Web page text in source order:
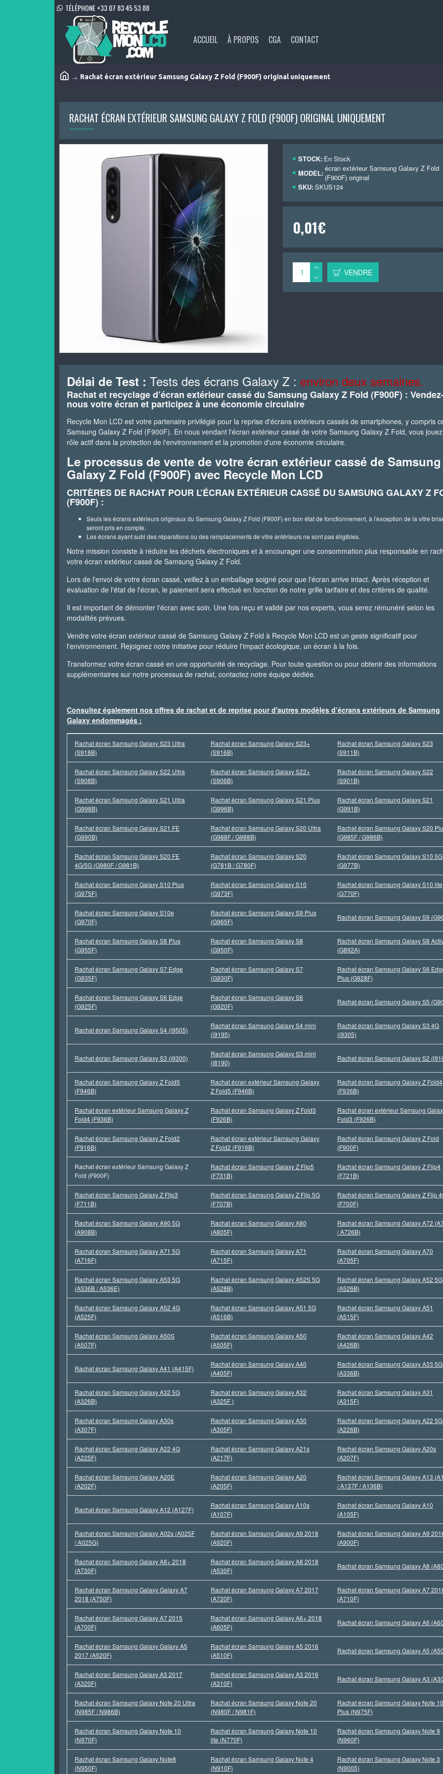
TÉLÉPHONE +33 07 83 45 53 88
ACCUEIL À PROPOS CGA CONTACT
Rachat écran extérieur Samsung Galaxy Z Fold (F900F) original uniquement
RACHAT ÉCRAN EXTÉRIEUR SAMSUNG GALAXY Z FOLD (F900F) ORIGINAL UNIQUEMENT
STOCK: En Stock
MODEL:écran extérieur Samsung Galaxy Z Fold
(F900F) original
SKU:SKUS124
0,01€
VENDRE
Délai de Test : Tests des écrans Galaxy Z : environ deux semaines.
Rachat et recyclage d’écran extérieur cassé du Samsung Galaxy Z Fold (F900F) :
nous votre écran et participez à une économie circulaire
Recycle Mon LCD est votre partenaire privilégié pour la reprise d'écrans extérieurs cassés de smartphones, y compris
Samsung Galaxy Z Fold (F900F). En nous vendant l'écran extérieur cassé de votre Samsung Galaxy Z Fold, vous
rôle actif dans la protection de l'environnement et la promotion d'une économie circulaire.
Le processus de vente de votre écran extérieur cassé de Samsung
Galaxy Z Fold (F900F) avec Recycle Mon LCD
CRITÈRES DE RACHAT POUR L’ÉCRAN EXTÉRIEUR CASSÉ DU SAMSUNG GALAXY Z
(F900F) :
Seuls les écrans extérieurs originaux du Samsung Galaxy Z Fold (F900F) en bon état de fonctionnement, à l'exception de la vitre
seront pris en compte.
Les écrans ayant subi des réparations ou des remplacements de vitre antérieurs ne sont pas éligibles.
Notre mission consiste à réduire les déchets électroniques et à encourager une consommation plus responsable en
votre écran extérieur cassé de Samsung Galaxy Z Fold.
Lors de l'envoi de votre écran cassé, veillez à un emballage soigné pour que l'écran arrive intact. Après réception et
évaluation de l'état de l'écran, le paiement sera effectué en fonction de notre grille tarifaire et des critères de qualité.
Il est important de démonter l'écran avec soin. Une fois reçu et validé par nos experts, vous serez rémunéré selon les
modalités prévues.
Vendre votre écran extérieur cassé de Samsung Galaxy Z Fold à Recycle Mon LCD est un geste significatif pour
l'environnement. Rejoignez notre initiative pour réduire l'impact écologique, un écran à la fois.
Transformez votre écran cassé en une opportunité de recyclage. Pour toute question ou pour obtenir des informations
supplémentaires sur notre processus de rachat, contactez notre équipe dédiée.
Consultez également nos offres de rachat et de reprise pour d'autres modèles d’écrans extérieurs de Samsung
Galaxy endommagés :
Rachat écran Samsung Galaxy S23 Ultra
(S918B)
Rachat écran Samsung Galaxy S23+
(S916B)
Rachat écran Samsung Galaxy S23
(S911B)
Rachat écran Samsung Galaxy S22 Ultra
(S908B)
Rachat écran Samsung Galaxy S22+
(S906B)
Rachat écran Samsung Galaxy S22
(S901B)
Rachat écran Samsung Galaxy S21 Ultra
(G998B)
Rachat écran Samsung Galaxy S21 Plus
(G996B)
Rachat écran Samsung Galaxy S21
(G991B)
Rachat écran Samsung Galaxy S21 FE
(G990B)
Rachat écran Samsung Galaxy S20 Ultra
(G988F / G988B)
Rachat écran Samsung Galaxy S20
(G985F / G986B)
Rachat écran Samsung Galaxy S20 FE
4G/5G (G980F / G981B)
Rachat écran Samsung Galaxy S20
(G781B / G780F)
Rachat écran Samsung Galaxy S10 5G
(G977B)
Rachat écran Samsung Galaxy S10 Plus
(G975F)
Rachat écran Samsung Galaxy S10
(G973F)
Rachat écran Samsung Galaxy S10 lite
(G770F)
Rachat écran Samsung Galaxy S10e
(G970F)
Rachat écran Samsung Galaxy S9 Plus
(G965F)
Rachat écran Samsung Galaxy S9
Rachat écran Samsung Galaxy S8 Plus
(G955F)
Rachat écran Samsung Galaxy S8
(G950F)
Rachat écran Samsung Galaxy S8
(G892A)
Rachat écran Samsung Galaxy S7 Edge
(G935F)
Rachat écran Samsung Galaxy S7
(G930F)
Rachat écran Samsung Galaxy S6
Plus (G928F)
Rachat écran Samsung Galaxy S6 Edge
(G925F)
Rachat écran Samsung Galaxy S6
(G920F)
Rachat écran Samsung Galaxy S5
Rachat écran Samsung Galaxy S4 (i9505)
Rachat écran Samsung Galaxy S4 mini
(i9195)
Rachat écran Samsung Galaxy S3 4G
(i9305)
Rachat écran Samsung Galaxy S3 (i9300)
Rachat écran Samsung Galaxy S3 mini
(i8190)
Rachat écran Samsung Galaxy S2
Rachat écran Samsung Galaxy Z Fold5
(F946B)
Rachat écran extérieur Samsung Galaxy
Z Fold5 (F946B)
Rachat écran Samsung Galaxy Z Fold4
(F936B)
Rachat écran extérieur Samsung Galaxy Z
Fold4 (F936B)
Rachat écran Samsung Galaxy Z Fold3
(F926B)
Rachat écran extérieur Samsung
Fold3 (F926B)
Rachat écran Samsung Galaxy Z Fold2
(F916B)
Rachat écran extérieur Samsung Galaxy
Z Fold2 (F916B)
Rachat écran Samsung Galaxy Z Fold
(F900F)
Rachat écran extérieur Samsung Galaxy Z
Fold (F900F)
Rachat écran Samsung Galaxy Z Flip5
(F731B)
Rachat écran Samsung Galaxy Z Flip4
(F721B)
Rachat écran Samsung Galaxy Z Flip3
(F711B)
Rachat écran Samsung Galaxy Z Flip 5G
(F707B)
Rachat écran Samsung Galaxy Z Flip
(F700F)
Rachat écran Samsung Galaxy A90 5G
(A908B)
Rachat écran Samsung Galaxy A80
(A805F)
Rachat écran Samsung Galaxy A72
/ A726B)
Rachat écran Samsung Galaxy A71 5G
(A716F)
Rachat écran Samsung Galaxy A71
(A715F)
Rachat écran Samsung Galaxy A70
(A705F)
Rachat écran Samsung Galaxy A53 5G
(A536B / A536E)
Rachat écran Samsung Galaxy A52S 5G
(A528B)
Rachat écran Samsung Galaxy A52 5G
(A526B)
Rachat écran Samsung Galaxy A52 4G
(A525F)
Rachat écran Samsung Galaxy A51 5G
(A516B)
Rachat écran Samsung Galaxy A51
(A515F)
Rachat écran Samsung Galaxy A50S
(A507F)
Rachat écran Samsung Galaxy A50
(A505F)
Rachat écran Samsung Galaxy A42
(A426B)
Rachat écran Samsung Galaxy A41 (A415F)
Rachat écran Samsung Galaxy A40
(A405F)
Rachat écran Samsung Galaxy A33 5G
(A336B)
Rachat écran Samsung Galaxy A32 5G
(A326B)
Rachat écran Samsung Galaxy A32
(A325F )
Rachat écran Samsung Galaxy A31
(A315F)
Rachat écran Samsung Galaxy A30s
(A307F)
Rachat écran Samsung Galaxy A30
(A305F)
Rachat écran Samsung Galaxy A22 5G
(A226B)
Rachat écran Samsung Galaxy A22 4G
(A225F)
Rachat écran Samsung Galaxy A21s
(A217F)
Rachat écran Samsung Galaxy A20s
(A207F)
Rachat écran Samsung Galaxy A20E
(A202F)
Rachat écran Samsung Galaxy A20
(A205F)
Rachat écran Samsung Galaxy A13
/ A137F / A136B)
Rachat écran Samsung Galaxy A12 (A127F)
Rachat écran Samsung Galaxy A10s
(A107F)
Rachat écran Samsung Galaxy A10
(A105F)
Rachat écran Samsung Galaxy A02s (A025F
/ A025G)
Rachat écran Samsung Galaxy A9 2018
(A920F)
Rachat écran Samsung Galaxy A9
(A900F)
Rachat écran Samsung Galaxy A8+ 2018
(A730F)
Rachat écran Samsung Galaxy A8 2018
(A530F)
Rachat écran Samsung Galaxy A8
Rachat écran Samsung Galaxy Galaxy A7
2018 (A750F)
Rachat écran Samsung Galaxy A7 2017
(A720F)
Rachat écran Samsung Galaxy A7
(A710F)
Rachat écran Samsung Galaxy A7 2015
(A700F)
Rachat écran Samsung Galaxy A6+ 2018
(A605F)
Rachat écran Samsung Galaxy A6
Rachat écran Samsung Galaxy Galaxy A5
2017 (A520F)
Rachat écran Samsung Galaxy A5 2016
(A510F)
Rachat écran Samsung Galaxy A5
Rachat écran Samsung Galaxy A3 2017
(A320F)
Rachat écran Samsung Galaxy A3 2016
(A310F)
Rachat écran Samsung Galaxy A3
Rachat écran Samsung Galaxy Note 20 Ultra
(N985F / N986B)
Rachat écran Samsung Galaxy Note 20
(N980F / N981F)
Rachat écran Samsung Galaxy Note 10
Plus (N975F)
Rachat écran Samsung Galaxy Note 10
(N970F)
Rachat écran Samsung Galaxy Note 10
lite (N770F)
Rachat écran Samsung Galaxy Note 9
(N960F)
Rachat écran Samsung Galaxy Note8
(N950F)
Rachat écran Samsung Galaxy Note 4
(N910F)
Rachat écran Samsung Galaxy Note 3
(N9005)